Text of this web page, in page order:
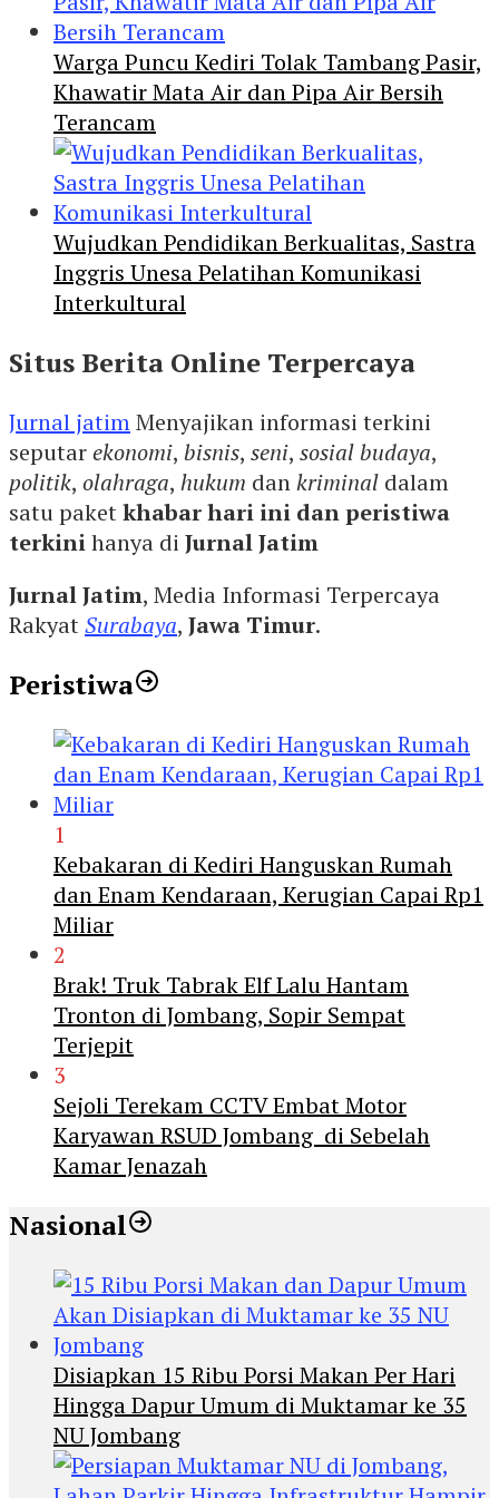
Warga Puncu Kediri Tolak Tambang Pasir,
Khawatir Mata Air dan Pipa Air Bersih
Terancam
Wujudkan Pendidikan Berkualitas, Sastra
Inggris Unesa Pelatihan Komunikasi
Interkultural
Situs Berita Online Terpercaya
Jurnal jatimMenyajikan informasi terkini
seputarekonomi, bisnis, seni, sosial budaya,
politik, olahraga, hukum dankriminal dalam
satu paketkhabar hari ini dan peristiwa
terkinihanya di Jurnal Jatim
Jurnal Jatim, Media Informasi Terpercaya
RakyatSurabaya, Jawa Timur.
Peristiwa
1
Kebakaran di Kediri Hanguskan Rumah
dan Enam Kendaraan, Kerugian Capai Rp1
Miliar
2
Brak! Truk Tabrak Elf Lalu Hantam
Tronton di Jombang, Sopir Sempat
Terjepit
3
Sejoli Terekam CCTV Embat Motor
Karyawan RSUD Jombang di Sebelah
Kamar Jenazah
Nasional
Disiapkan 15 Ribu Porsi Makan Per Hari
Hingga Dapur Umum di Muktamar ke 35
NU Jombang